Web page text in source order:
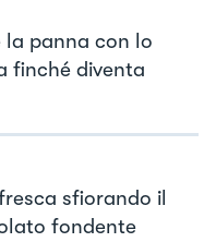
panna con lo
finché diventa
sfiorando il
fondente